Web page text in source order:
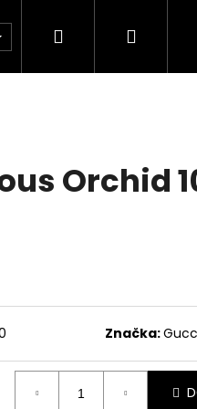
Pleť Hledat
Orchid
Značka: